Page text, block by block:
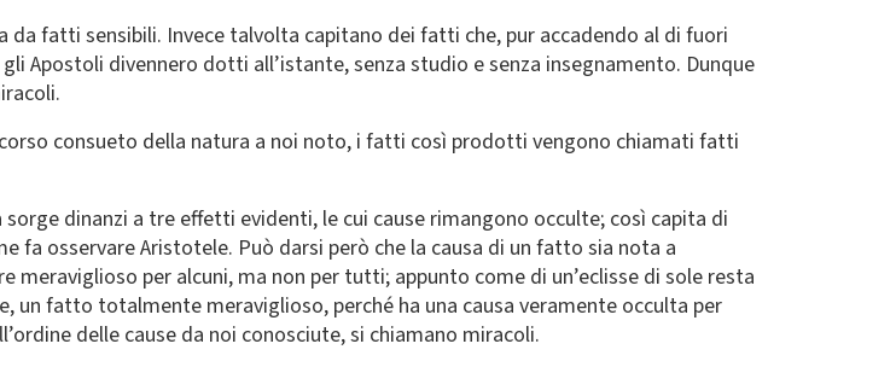
da fatti sensibili. Invece talvolta capitano dei fatti che, pur accadendo al di fuori
Apostoli divennero dotti all’istante, senza studio e senza insegnamento. Dunque
consueto della natura a noi noto, i fatti così prodotti vengono chiamati fatti
dinanzi a tre effetti evidenti, le cui cause rimangono occulte; così capita di
fa osservare Aristotele. Può darsi però che la causa di un fatto sia nota a
per alcuni, ma non per tutti; appunto come di un’eclisse di sole resta
un fatto totalmente meraviglioso, perché ha una causa veramente occulta per
delle cause da noi conosciute, si chiamano miracoli.